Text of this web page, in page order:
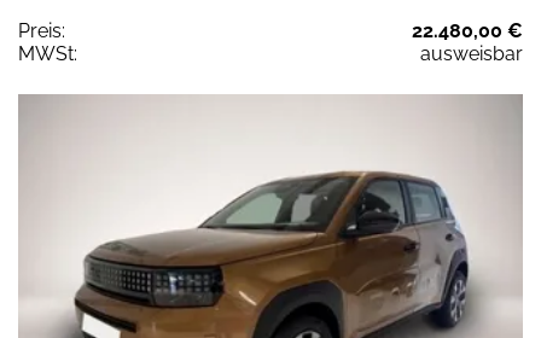
Preis:
22.480,00 €
MWSt:
ausweisbar